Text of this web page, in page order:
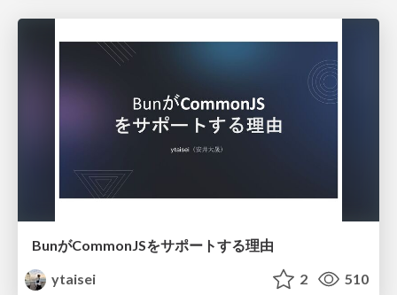
BunがCommonJSをサポートする理由
ytaisei
2 510